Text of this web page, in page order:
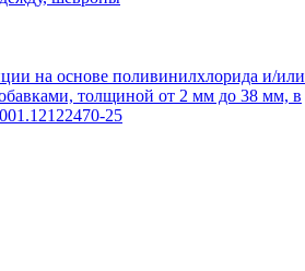
на основе поливинилхлорида и/или
толщиной от 2 мм до 38 мм, в
25